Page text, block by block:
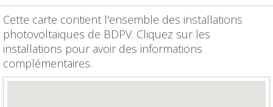
Cette carte contient l'ensemble des installations
photovoltaïques de BDPV. Cliquez sur les
installations pour avoir des informations
complémentaires.